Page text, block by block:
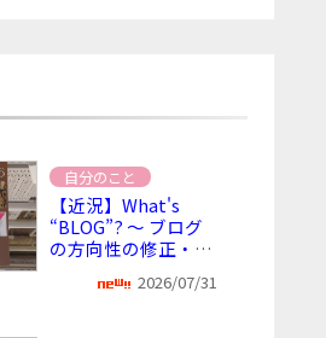
自分のこと
【近況】What's
“BLOG”? ～ ブログ
の方向性の修正・自
いのか
2026/07/31